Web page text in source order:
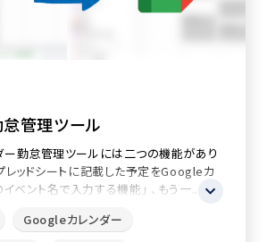
管理ツール
ー勤怠管理ツールには二つの機能があり
レッドシートに記載した予定をGoogleカ
ベント名で入力する機能」 、もう一...
Googleカレンダー